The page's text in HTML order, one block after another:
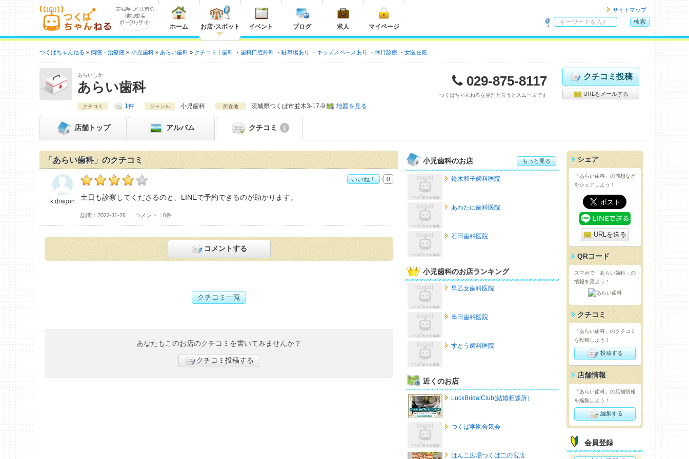
ホーム お店・スポット イベント ブログ 求人 マイページ
サイトマップ
内
索
検索
つくばちゃんねる 病院・治療院 小児歯科 あらい歯科 クチコミ 歯科 歯科口腔外科 駐車場あり キッズスペースあり 休日診療 女医在籍
あらいしか
あらい歯科 029-875-8117
つくばちゃんねるを見たと言うとスムーズです
クチコミ投稿
URLをメールする
クチコミ 1件 ジャンル 小児歯科 所在地 茨城県つくば市並木3-17-9 地図を見る
店舗 トップ アルバム クチコミ 1
「あらい歯科」のクチコミ
k.dragonのあらい歯科おすすめ度：
土日も診察してくださるのと、LINEで予約できるのが助かります。
訪問 2022-11-26 コメント 0件
k.dragon
いいね！ 0
コメントする
クチコミ一覧
あなたもこのお店のクチコミを書いてみませんか？
クチコミ投稿する
小児歯科のお店 もっと見る
鈴木和子歯科医院
あわたに歯科医院
石田歯科医院
小児歯科のお店ランキング
早乙女歯科医院
串田歯科医院
すとう歯科医院
近くのお店
LuckBridalClub(結婚相談所）
つくば学園合気会
はんこ広場つくば二の宮店
シェア
「あらい歯科」の感想など
をシェアしよう！
URLを送る
QRコード
スマホで「あらい歯科」の
情報を見よう！
クチコミ
「あらい歯科」のクチコミ
を投稿しよう！
投稿する
店舗情報
「あらい歯科」の店舗情報
を編集しよう！
編集する
会員登録